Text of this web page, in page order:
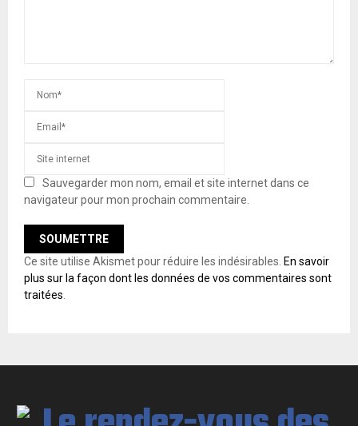
Sauvegarder mon nom, email et site internet dans ce
navigateur pour mon prochain commentaire.
Ce site utilise Akismet pour réduire les indésirables. En savoir
plus sur la façon dont les données de vos commentaires sont
traitées